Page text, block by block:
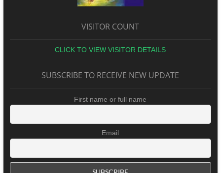
VISITOR COUNT
CLICK TO VIEW VISITOR DETAILS
SUBSCRIBE TO RECEIVE NEW UPDATE
First name or full name
Email